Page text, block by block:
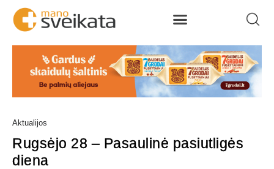
Aktualijos
Rugsėjo 28 – Pasaulinė pasiutligės
diena